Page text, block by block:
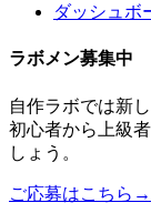
ダッシュボ
ラボメン募集中
自作ラボでは新
初心者から上級
しょう。
ご応募はこちら →